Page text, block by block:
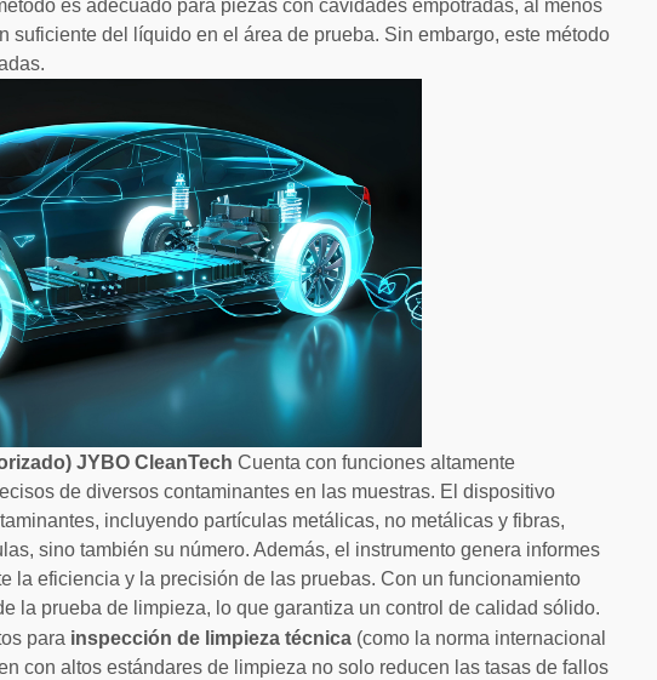
es adecuado para piezas con cavidades empotradas, al menos
suficiente del líquido en el área de prueba. Sin embargo, este método
JYBO CleanTechCuenta con funciones altamente
de diversos contaminantes en las muestras. El dispositivo
incluyendo partículas metálicas, no metálicas y fibras,
sino también su número. Además, el instrumento genera informes
la eficiencia y la precisión de las pruebas. Con un funcionamiento
la prueba de limpieza, lo que garantiza un control de calidad sólido.
para inspección de limpieza técnica (como la norma internacional
con altos estándares de limpieza no solo reducen las tasas de fallos